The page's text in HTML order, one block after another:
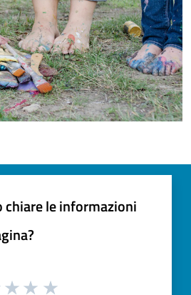
chiare le informazioni